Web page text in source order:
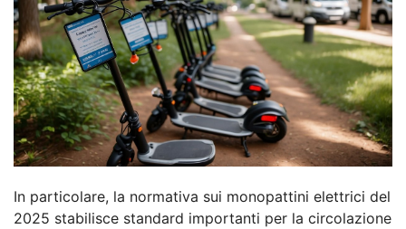
In particolare, la normativa sui monopattini elettrici del
2025 stabilisce standard importanti per la circolazione